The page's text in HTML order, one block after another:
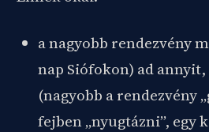
a nagyobb rendezvény
nap Siófokon) ad
(nagyobb a rendezvény
fejben „nyugtázni”,